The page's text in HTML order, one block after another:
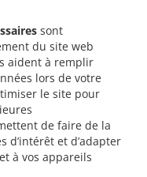
sont
du site web
aident à remplir
lors de votre
le site pour
de faire de la
d’intérêt et d’adapter
à vos appareils
Monnerich Steinbrücken
de plats cuisinés Indiens
Kielen
Livraison de plats
Indiens Findel .
. Livraison de plats cuisinés
de plats cuisinés Indiens
Sandweiler Findel .
Livraison de